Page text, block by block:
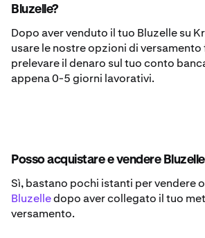
Bluzelle?
Dopo aver venduto il tuo Bluzelle su
usare le nostre opzioni di
prelevare il denaro sul tuo conto
appena 0-5 giorni lavorativi.
Posso acquistare e vendere
Sì, bastano pochi istanti per vendere o
Bluzelledopo aver collegato il tuo
versamento.